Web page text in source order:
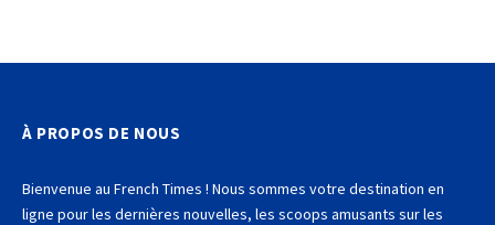
À PROPOS DE NOUS
Bienvenue au French Times ! Nous sommes votre destination en
ligne pour les dernières nouvelles, les scoops amusants sur les